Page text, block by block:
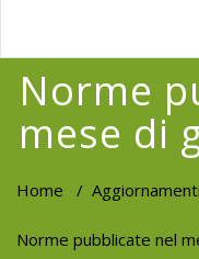
Norme
mese di
Home /
Norme pubblicate nel